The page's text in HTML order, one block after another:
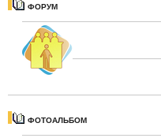
ФОРУМ
ФОТОАЛЬБОМ